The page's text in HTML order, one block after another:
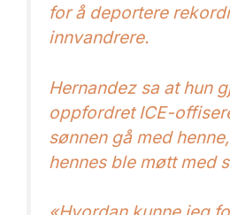
for å deportere
innvandrere.
Hernandez sa at hun
oppfordret ICE-
sønnen gå med
hennes ble møtt med